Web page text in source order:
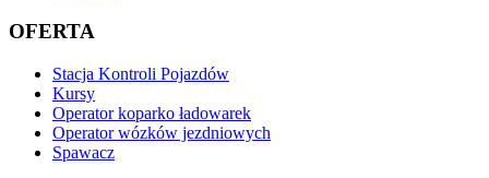
OFERTA
Stacja Kontroli Pojazdów
Kursy
Operator koparko ładowarek
Operator wózków jezdniowych
Spawacz